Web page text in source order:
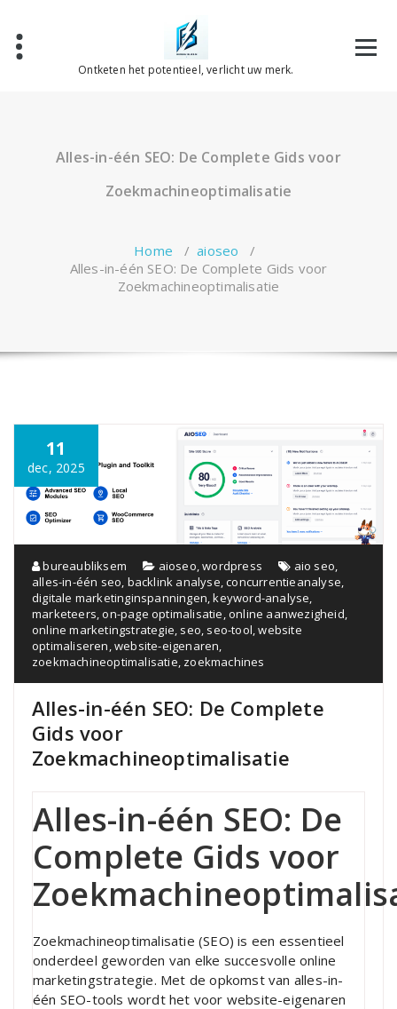
inhoud
Ontketen het potentieel, verlicht uw merk.
Alles-in-één SEO: De Complete Gids voor
Zoekmachineoptimalisatie
Home /aioseo /
Alles-in-één SEO: De Complete Gids voor
Zoekmachineoptimalisatie
11
dec, 2025
bureaubliksem aioseo,wordpress aio seo,
alles-in-één seo, backlink analyse,concurrentieanalyse,
digitale marketinginspanningen,keyword-analyse,
marketeers,on-page optimalisatie,online aanwezigheid,
online marketingstrategie, seo, seo-tool,website
optimaliseren,website-eigenaren,
zoekmachineoptimalisatie, zoekmachines
Alles-in-één SEO: De Complete
Gids voor
Zoekmachineoptimalisatie
Alles-in-één SEO: De
Complete Gids voor
Zoekmachineoptimalisatie (SEO) is een essentieel
onderdeel geworden van elke succesvolle online
marketingstrategie. Met de opkomst van alles-in-
één SEO-tools wordt het voor website-eigenaren